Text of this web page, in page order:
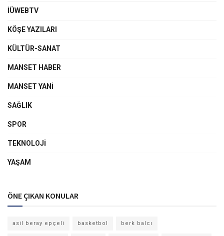
İÜWEBTV
KÖŞE YAZILARI
KÜLTÜR-SANAT
MANSET HABER
MANSET YANI
SAĞLIK
SPOR
TEKNOLOJI
YAŞAM
ÖNE ÇIKAN KONULAR
asil beray epçeli basketbol berk balcı